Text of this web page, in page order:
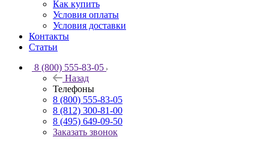
Как купить
Условия оплаты
Условия доставки
Контакты
Статьи
8 (800) 555-83-05
Назад
Телефоны
8 (800) 555-83-05
8 (812) 300-81-00
8 (495) 649-09-50
Заказать звонок